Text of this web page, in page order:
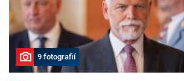
9 fotografií